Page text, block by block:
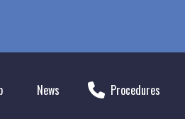
News Procedures